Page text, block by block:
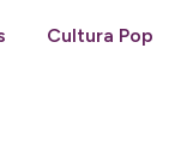
Cultura Pop